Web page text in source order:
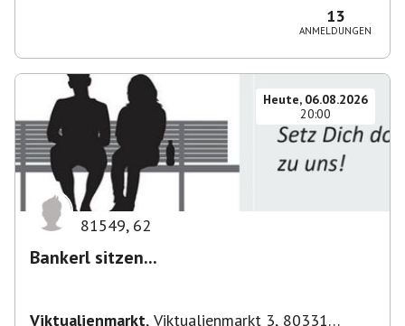
13
ANMELDUNGEN
Heute, 06.08.2026
20:00
81549, 62
Bankerl sitzen...
Viktualienmarkt, Viktualienmarkt 3, 80331